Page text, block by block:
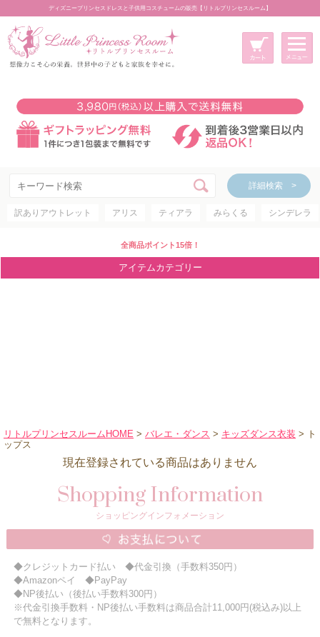
ディズニープリンセスドレスと子供用コスチュームの販売【リトルプリンセスルーム】
詳細検索 >
訳ありアウトレット アリス ティアラ みらくる シンデレラ
全商品ポイント15倍！
アイテムカテゴリー
リトルプリンセスルームHOME > バレエ・ダンス > キッズダンス衣装 > ト
ップス
現在登録されている商品はありません
Shopping Information
ショッピングインフォメーション
◆クレジットカード払い ◆代金引換（手数料350円）
◆Amazonペイ ◆PayPay
◆NP後払い（後払い手数料300円）
※代金引換手数料・NP後払い手数料は商品合計11,000円(税込み)以上
で無料となります。
新規会員登録
マイページ
カート
詳細検索 >
アイテムカテゴリー
ディズニープリンセス
ディズニキャラクター
ブランド別に探す
お支払・送料
返品・交換
サイズの測り方